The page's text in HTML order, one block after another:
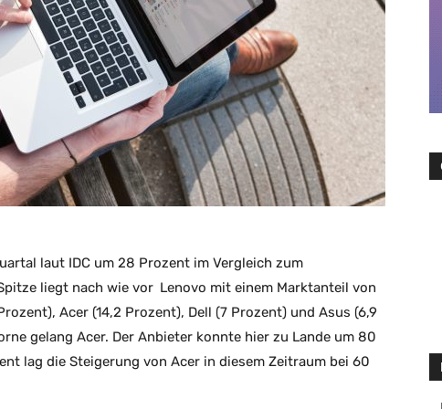
laut IDC um 28 Prozent im Vergleich zum
liegt nach wie vor Lenovo mit einem Marktanteil von
Acer (14,2 Prozent), Dell (7 Prozent) und Asus (6,9
gelang Acer. Der Anbieter konnte hier zu Lande um 80
lag die Steigerung von Acer in diesem Zeitraum bei 60